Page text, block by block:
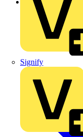
Signify